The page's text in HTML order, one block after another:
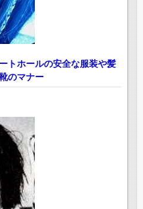
トホールの安全な服装や髪
のマナー